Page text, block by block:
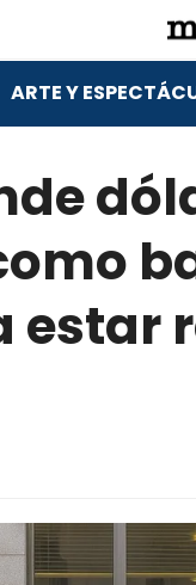
ARTE Y
estar